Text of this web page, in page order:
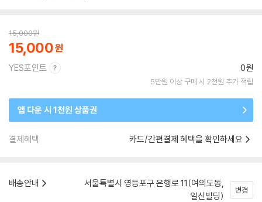
15,000원
15,000
YES포인트 0원
5만원 이상 구매 시 2천원 추가 적립
앱 다운 시 1천원 상품권
결제혜택 카드/간편결제 혜택을 확인하세요
배송안내
서울특별시 영등포구 은행로 11(여의도동,
일신빌딩)
변경